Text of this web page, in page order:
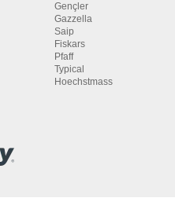
Gençler
Gazzella
Saip
Fiskars
Pfaff
Typical
Hoechstmass